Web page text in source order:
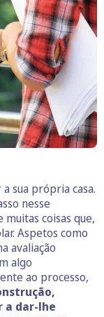
sua própria casa.
nesse
coisas que,
Aspetos como
avaliação
algo
ao processo,
a dar-lhe